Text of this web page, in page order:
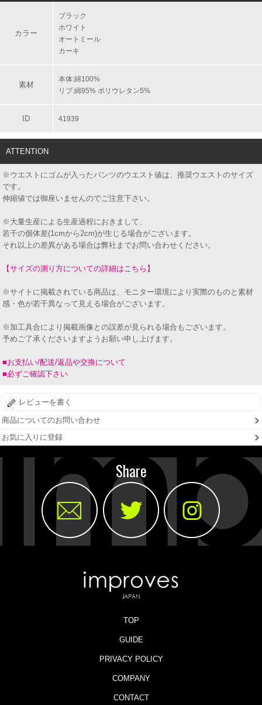
カラー
ブラック
ホワイト
オートミール
カーキ
素材
本体:綿100%
リブ:綿95% ポリウレタン5%
ID 41939
ATTENTION
※ウエストにゴムが入ったパンツのウエスト値は、推奨ウエストのサイズ
です。
伸縮値では御座いませんのでご注意下さい。
※大量生産による生産過程におきまして、
若干の個体差(1cmから2cm)が生じる場合がございます。
それ以上の差異がある場合は弊社までお問い合わせください。
【サイズの測り方についての詳細はこちら】
※サイトに掲載されている商品は、モニター環境により実際のものと素材
感・色が若干異なって見える場合がございます。
※加工具合により掲載画像との誤差が見られる場合もございます。
予めご了承くださいますようお願い申し上げます。
■お支払い/配送/返品や交換について
■必ずご確認下さい
レビューを書く
商品についてのお問い合わせ
お気に入りに登録
Share
TOP
GUIDE
PRIVACY POLICY
COMPANY
CONTACT